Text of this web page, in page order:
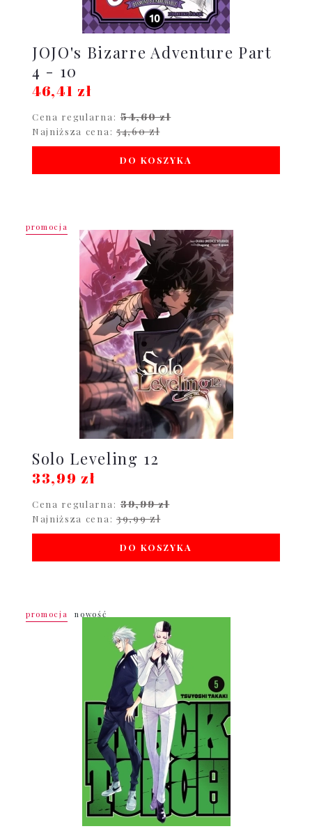
JOJO's Bizarre Adventure Part
4 - 10
46,41 zł
Cena regularna: 54,60 zł
Najniższa cena: 54,60 zł
DO KOSZYKA
Solo Leveling 12
33,99 zł
Cena regularna: 39,99 zł
Najniższa cena: 39,99 zł
DO KOSZYKA
promocja
promocja nowość